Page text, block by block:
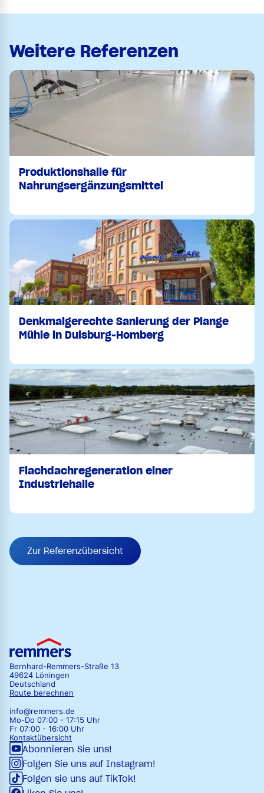
Weitere Referenzen
Produktionshalle für
Nahrungsergänzungsmittel
Denkmalgerechte Sanierung der Plange
Mühle in Duisburg-Homberg
Flachdachregeneration einer
Industriehalle
Zur Referenzübersicht
Bernhard-Remmers-Straße 13
49624 Löningen
Deutschland
Route berechnen
info@remmers.de
Mo-Do 07:00 - 17:15 Uhr
Fr 07:00 - 16:00 Uhr
Kontaktübersicht
Abonnieren Sie uns!
Folgen Sie uns auf Instagram!
Folgen sie uns auf TikTok!